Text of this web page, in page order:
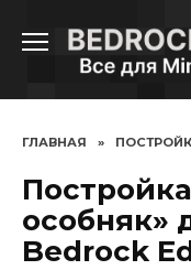
содержанию
ГЛАВНАЯ »
особняк»
Bedrock